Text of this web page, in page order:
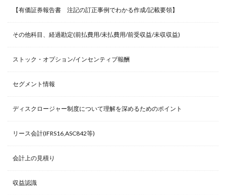
【有価証券報告書 注記の訂正事例でわかる作成/記載要領】
その他科目、経過勘定(前払費用/未払費用/前受収益/未収収益)
ストック・オプション/インセンティブ報酬
セグメント情報
ディスクロージャー制度について理解を深めるためのポイント
リース会計(IFRS16,ASC842等)
会計上の見積り
収益認識